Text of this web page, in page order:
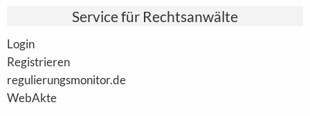
Service für Rechtsanwälte
Login
Registrieren
regulierungsmonitor.de
WebAkte